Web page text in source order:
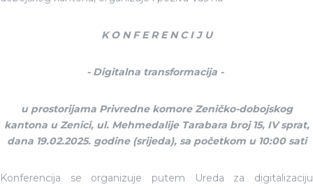
K O N F E R E N C I J U
- Digitalna transformacija -
u prostorijama Privredne komore Zeničko-dobojskog
kantona u Zenici, ul. Mehmedalije Tarabara broj 15, IV sprat,
dana 19.02.2025. godine (srijeda), sa početkom u 10:00 sati
Konferencija se organizuje putem Ureda za digitalizaciju